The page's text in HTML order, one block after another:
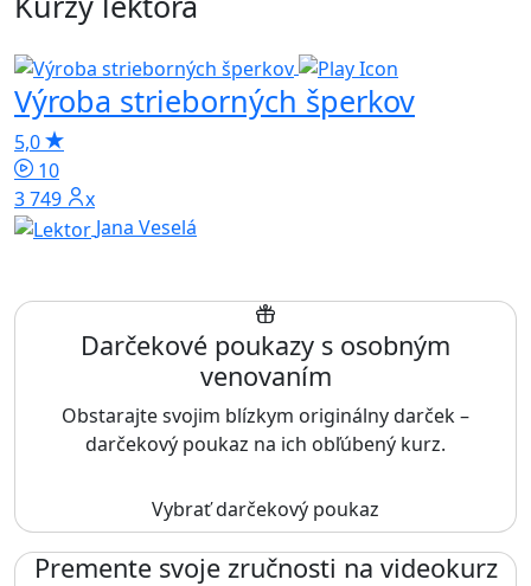
Výroba strieborných šperkov
5,0
10
3 749x
Jana Veselá
Darčekové poukazy s osobným
venovaním
Obstarajte svojim blízkym originálny darček –
darčekový poukaz na ich obľúbený kurz.
Vybrať darčekový poukaz
Premente svoje zručnosti na videokurz